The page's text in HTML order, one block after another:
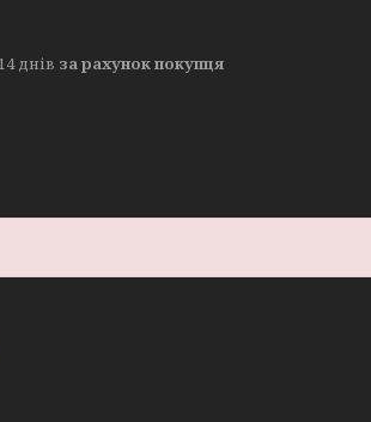
днів за рахунок покупця